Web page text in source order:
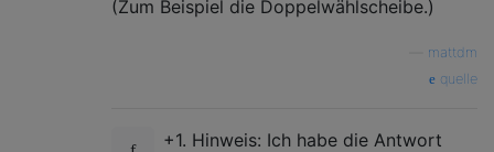
(Zum Beispiel die Doppelwählscheibe.)
mattdm
quelle
+1. Hinweis: Ich habe die Antwort